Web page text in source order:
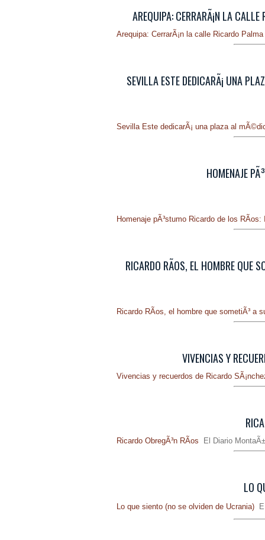
AREQUIPA: CERRARÃ¡N LA
Arequipa: CerrarÃ¡n la calle Ricardo
SEVILLA ESTE DEDICARÃ¡ UNA
Sevilla Este dedicarÃ¡ una plaza al
HOMENAJE
Homenaje pÃ³stumo Ricardo de los
RICARDO RÃ­OS, EL HOMBRE QUE
Ricardo RÃ­os, el hombre que sometiÃ³ a
VIVENCIAS Y
Vivencias y recuerdos de Ricardo
Ricardo ObregÃ³n RÃ­os El Diario
LO
Lo que siento (no se olviden de Ucrania)